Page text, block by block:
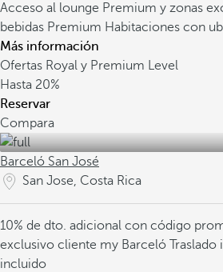
Acceso al lounge Premium y zonas
bebidas Premium Habitaciones con
Más información
Ofertas Royal y Premium Level
Hasta 20%
Reservar
Compara
Barceló San José
San Jose, Costa Rica
10% de dto. adicional con código
exclusivo cliente my Barceló Traslado
incluido